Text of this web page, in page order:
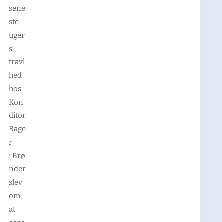
sene
ste
uger
s
travl
hed
hos
Kon
ditor
Bage
r
i Brø
nder
slev
om,
at